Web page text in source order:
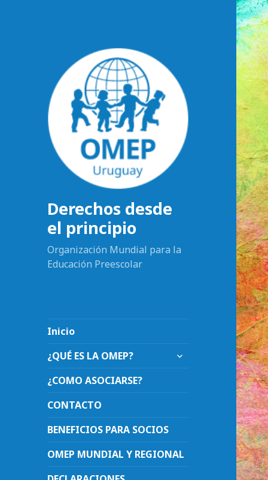
Derechos desde
el principio
Organización Mundial para la
Educación Preescolar
Inicio
¿QUÉ ES LA OMEP?
expande
el
inferior
¿COMO ASOCIARSE?
CONTACTO
BENEFICIOS PARA SOCIOS
OMEP MUNDIAL Y REGIONAL